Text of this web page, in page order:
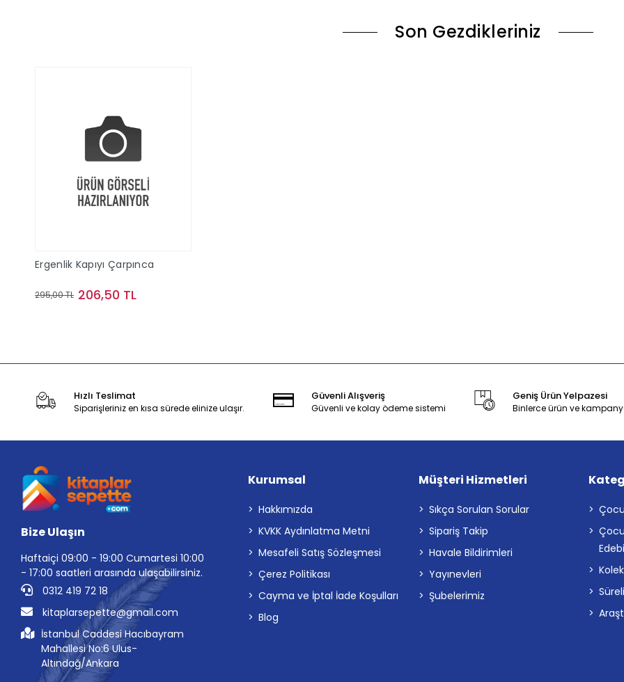
Son Gezdikleriniz
Ergenlik Kapıyı Çarpınca
295,00 TL 206,50 TL
Hızlı Teslimat
Siparişleriniz en kısa sürede elinize ulaşır.
Güvenli Alışveriş
Güvenli ve kolay ödeme sistemi
Geniş Ürün Yelpazesi
Binlerce ürün ve
Bize Ulaşın
Haftaiçi 09:00 - 19:00 Cumartesi 10:00
- 17:00 saatleri arasında ulaşabilirsiniz.
0312 419 72 18
kitaplarsepette@gmail.com
İstanbul Caddesi Hacıbayram
Mahallesi No:6 Ulus-
Altındağ/Ankara
Kurumsal
Hakkımızda
KVKK Aydınlatma Metni
Mesafeli Satış Sözleşmesi
Çerez Politikası
Cayma ve İptal İade Koşulları
Blog
Müşteri Hizmetleri
Sıkça Sorulan Sorular
Sipariş Takip
Havale Bildirimleri
Yayınevleri
Şubelerimiz